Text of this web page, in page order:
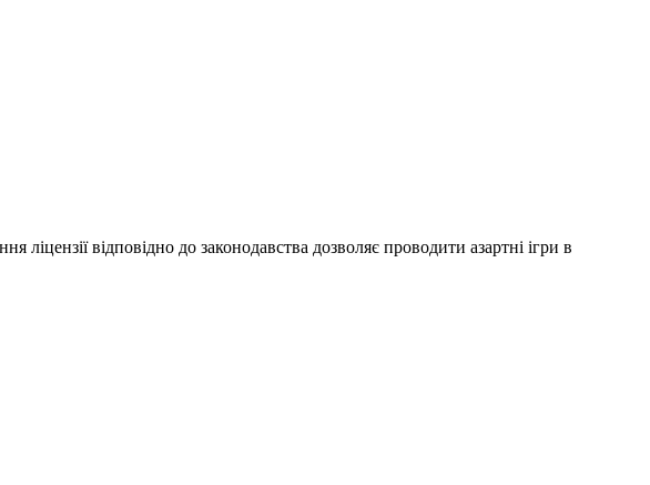
ліцензії відповідно до законодавства дозволяє проводити азартні ігри в